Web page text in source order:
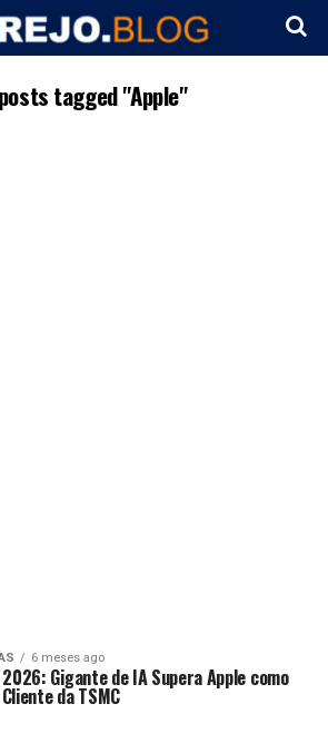
tagged "Apple"
6 meses ago
2026: Gigante de IA Supera Apple como
da TSMC